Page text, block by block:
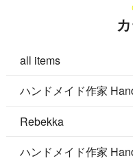
all items
ハンドメイド作家
Rebekka
ハンドメイド作家